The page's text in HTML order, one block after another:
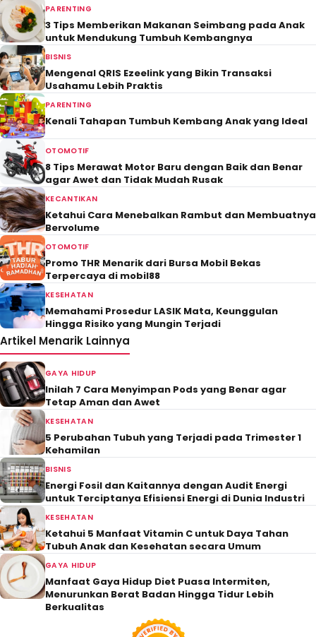
PARENTING
3 Tips Memberikan Makanan Seimbang pada Anak
untuk Mendukung Tumbuh Kembangnya
BISNIS
Mengenal QRIS Ezeelink yang Bikin Transaksi
Usahamu Lebih Praktis
PARENTING
Kenali Tahapan Tumbuh Kembang Anak yang Ideal
OTOMOTIF
8 Tips Merawat Motor Baru dengan Baik dan Benar
agar Awet dan Tidak Mudah Rusak
KECANTIKAN
Ketahui Cara Menebalkan Rambut dan Membuatnya
Bervolume
OTOMOTIF
Promo THR Menarik dari Bursa Mobil Bekas
Terpercaya di mobil88
KESEHATAN
Memahami Prosedur LASIK Mata, Keunggulan
Hingga Risiko yang Mungin Terjadi
Artikel Menarik Lainnya
GAYA HIDUP
Inilah 7 Cara Menyimpan Pods yang Benar agar
Tetap Aman dan Awet
KESEHATAN
5 Perubahan Tubuh yang Terjadi pada Trimester 1
Kehamilan
BISNIS
Energi Fosil dan Kaitannya dengan Audit Energi
untuk Terciptanya Efisiensi Energi di Dunia Industri
KESEHATAN
Ketahui 5 Manfaat Vitamin C untuk Daya Tahan
Tubuh Anak dan Kesehatan secara Umum
GAYA HIDUP
Manfaat Gaya Hidup Diet Puasa Intermiten,
Menurunkan Berat Badan Hingga Tidur Lebih
Berkualitas